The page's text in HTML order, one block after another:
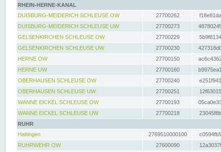
RHEIN-HERNE-KANAL
DUISBURG-MEIDERICH SCHLEUSE OW
27700262
DUISBURG-MEIDERICH SCHLEUSE UW
27700273
GELSENKIRCHEN SCHLEUSE OW
27700229
GELSENKIRCHEN SCHLEUSE UW
27700230
HERNE OW
27700150
HERNE UW
27700160
OBERHAUSEN SCHLEUSE OW
27700240
OBERHAUSEN SCHLEUSE UW
27700251
WANNE EICKEL SCHLEUSE OW
27700193
WANNE EICKEL SCHLEUSE UW
27700218
RUHR
Hattingen
2769510000100
RUHRWEHR OW
27600090